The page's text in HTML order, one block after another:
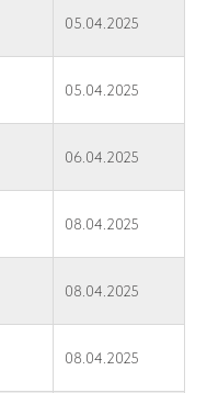
05.04.2025
05.04.2025
06.04.2025
08.04.2025
08.04.2025
08.04.2025